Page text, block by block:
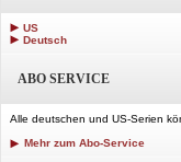
US
Deutsch
ABO SERVICE
Alle deutschen und US-Serien
Mehr zum Abo-Service